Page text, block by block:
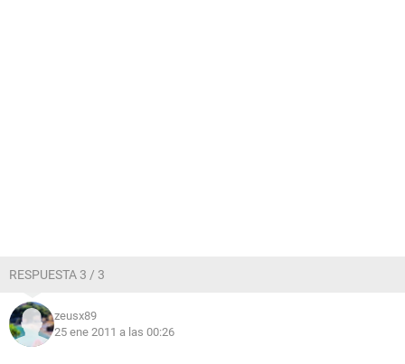
RESPUESTA 3 / 3
zeusx89
25 ene 2011 a las 00:26